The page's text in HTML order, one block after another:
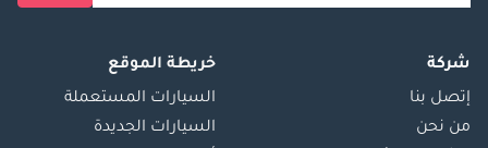
شركة
إتصل بنا
من نحن
خريطة الموقع
السيارات المستعملة
السيارات الجديدة